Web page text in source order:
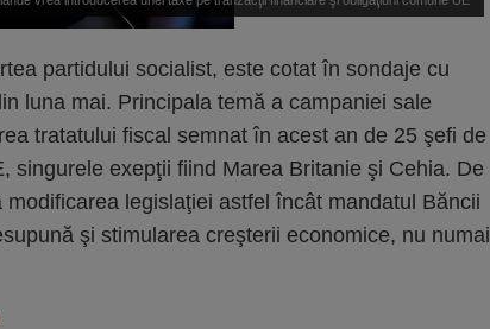
partidului socialist, este cotat în sondaje cu
luna mai. Principala temă a campaniei sale
tratatului fiscal semnat în acest an de 25 şefi de
singurele exepţii fiind Marea Britanie şi Cehia. De
legislaţiei astfel încât mandatul Băncii
şi stimularea creşterii economice, nu numai